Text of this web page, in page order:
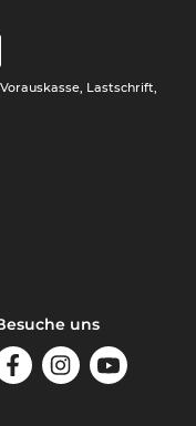
Lastschrift,
uns